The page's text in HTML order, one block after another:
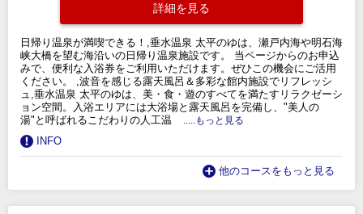
詳細を見る
日帰り温泉が満喫できる！,垂水温泉 太平のゆは、瀬戸内海や明石海
峡大橋を望む海沿いの日帰り温泉施設です。 当ページからのお申込
みで、便利な入浴券をご利用いただけます。ぜひこの機会にご活用
ください。 ,波音を感じる露天風呂＆多彩な館内施設でリフレッシ
ュ,垂水温泉 太平のゆは、美・食・遊のすべてを満たすリラクゼーシ
ョン空間。入浴エリアには大浴場と露天風呂を完備し、"美人の
湯"と呼ばれるこだわりの人工温
.....もっと見る
INFO
他のコースをもっと見る